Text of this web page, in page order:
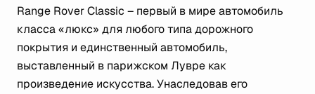
Range Rover Classic – первый в мире автомобиль
класса «люкс» для любого типа дорожного
покрытия и единственный автомобиль,
выставленный в парижском Лувре как
произведение искусства. Унаследовав его